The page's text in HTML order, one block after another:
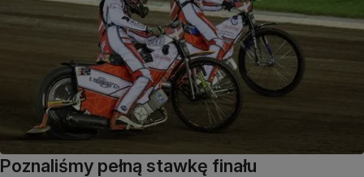
Poznaliśmy pełną stawkę finału